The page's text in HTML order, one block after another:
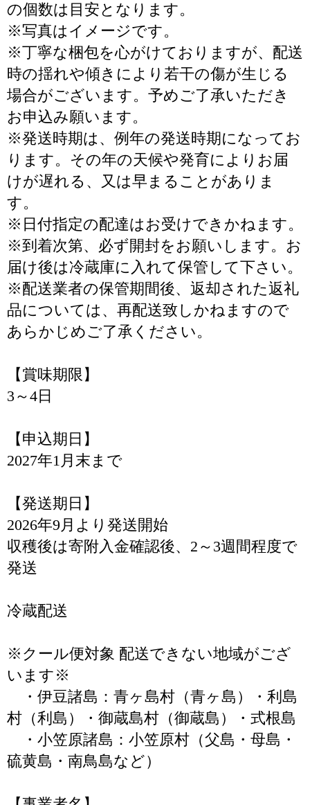
の個数は目安となります。
※写真はイメージです。
※丁寧な梱包を心がけておりますが、配送
時の揺れや傾きにより若干の傷が生じる
場合がございます。予めご了承いただき
お申込み願います。
※発送時期は、例年の発送時期になってお
ります。その年の天候や発育によりお届
けが遅れる、又は早まることがありま
す。
※日付指定の配達はお受けできかねます。
※到着次第、必ず開封をお願いします。お
届け後は冷蔵庫に入れて保管して下さい。
※配送業者の保管期間後、返却された返礼
品については、再配送致しかねますので
あらかじめご了承ください。
【賞味期限】
3～4日
【申込期日】
2027年1月末まで
【発送期日】
2026年9月より発送開始
収穫後は寄附入金確認後、2～3週間程度で
発送
冷蔵配送
※クール便対象 配送できない地域がござ
います※
・伊豆諸島：青ヶ島村（青ヶ島）・利島
村（利島）・御蔵島村（御蔵島）・式根島
・小笠原諸島：小笠原村（父島・母島・
硫黄島・南鳥島など）